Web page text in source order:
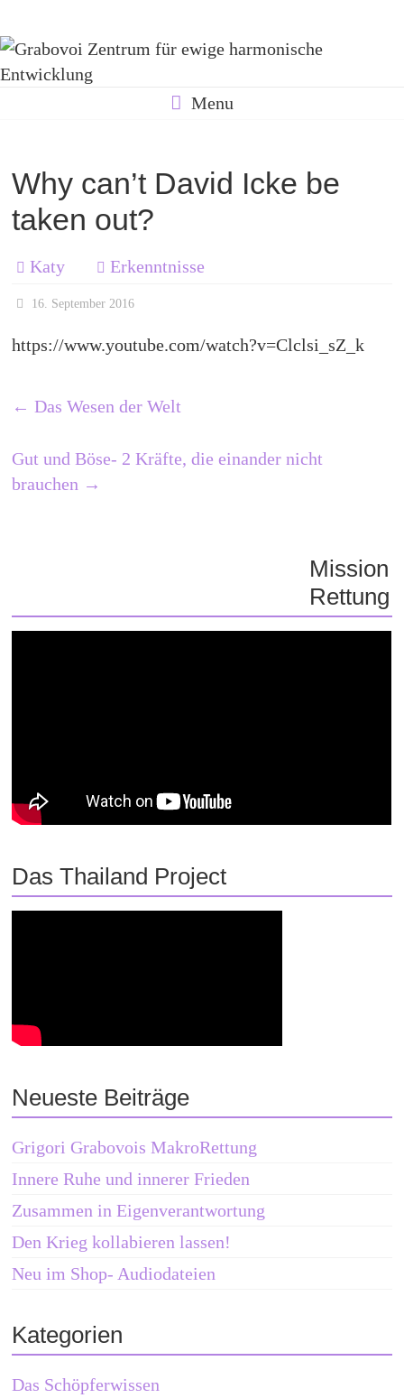
toGrabovoi
Zentrum
für
ewige
harmonische
Menu
Why can’t David Icke be
taken out?
Katy Erkenntnisse
16. September 2016
https://www.youtube.com/watch?v=Clclsi_sZ_k
← Das Wesen der Welt
Gut und Böse- 2 Kräfte, die einander nicht
brauchen →
Mission
Rettung
Das Thailand Project
Neueste Beiträge
Grigori Grabovois MakroRettung
Innere Ruhe und innerer Frieden
Zusammen in Eigenverantwortung
Den Krieg kollabieren lassen!
Neu im Shop- Audiodateien
Kategorien
Das Schöpferwissen